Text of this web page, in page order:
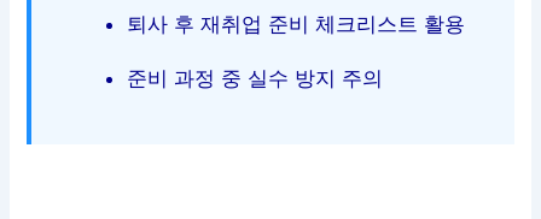
퇴사 후 재취업 준비 체크리스트 활용
준비 과정 중 실수 방지 주의